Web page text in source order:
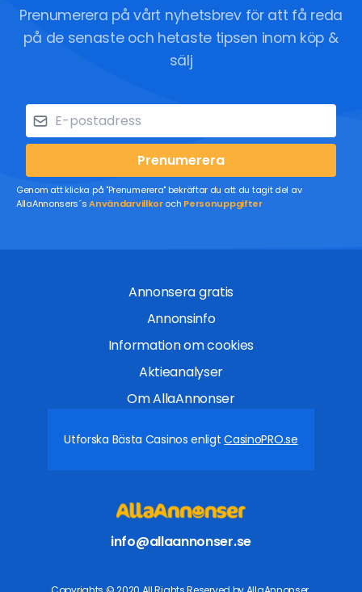
Prenumerera på vårt nyhetsbrev för att få reda
på de senaste och hetaste tipsen inom köp &
sälj
Prenumerera
Genom att klicka på "Prenumerera" bekräftar du att du tagit del av
AllaAnnonsers´sAnvändarvillkoroch Personuppgifter
Annonsera gratis
Annonsinfo
Information om cookies
Aktieanalyser
Om AllaAnnonser
Utforska Bästa Casinos enligtCasinoPRO.se
info@allaannonser.se